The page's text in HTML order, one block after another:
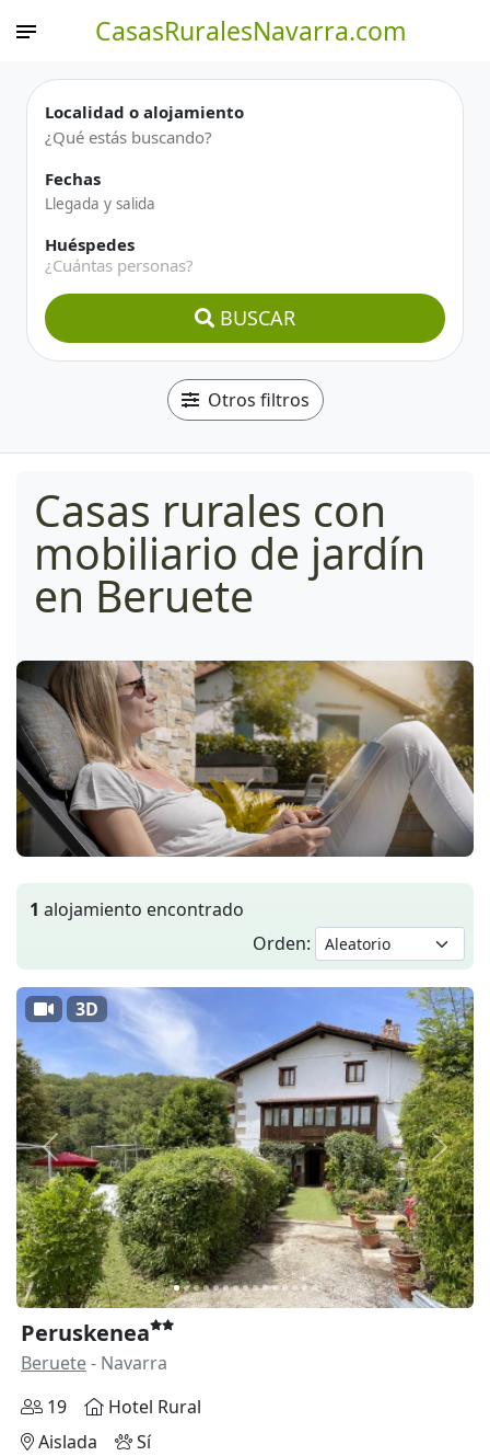
CasasRuralesNavarra.com
Localidad o alojamiento
Fechas
Huéspedes
¿Cuántas personas?
BUSCAR
Otros filtros
Casas rurales con
mobiliario de jardín
en Beruete
1 alojamiento encontrado
Orden:
Anterior
3D
Peruskenea
Beruete- Navarra
19
Hotel Rural
Aislada
Sí